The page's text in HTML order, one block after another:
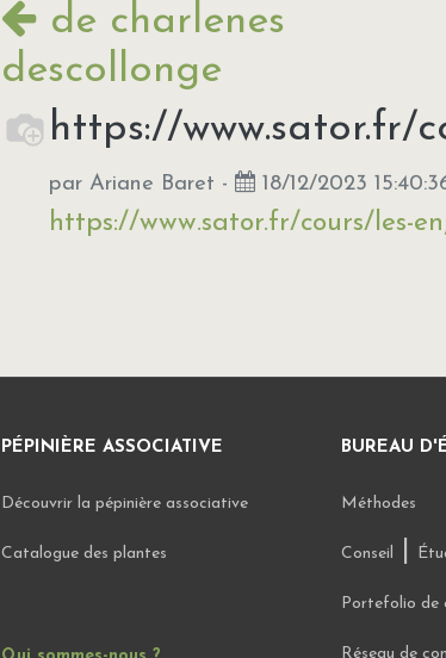
de charlenes
descollonge
https://www.sator.fr/
par Ariane Baret - 18/12/2023
https://www.sator.fr/cours/les-
PÉPINIÈRE ASSOCIATIVE
Découvrir la pépinière associative
Catalogue des plantes
BUREAU
Méthodes
Conseil
Portefolio de
Réseau de